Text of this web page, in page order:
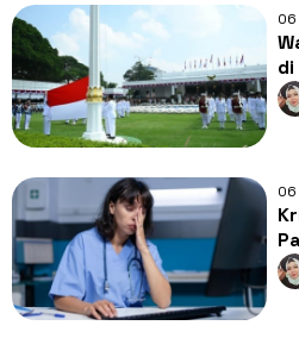
06
06